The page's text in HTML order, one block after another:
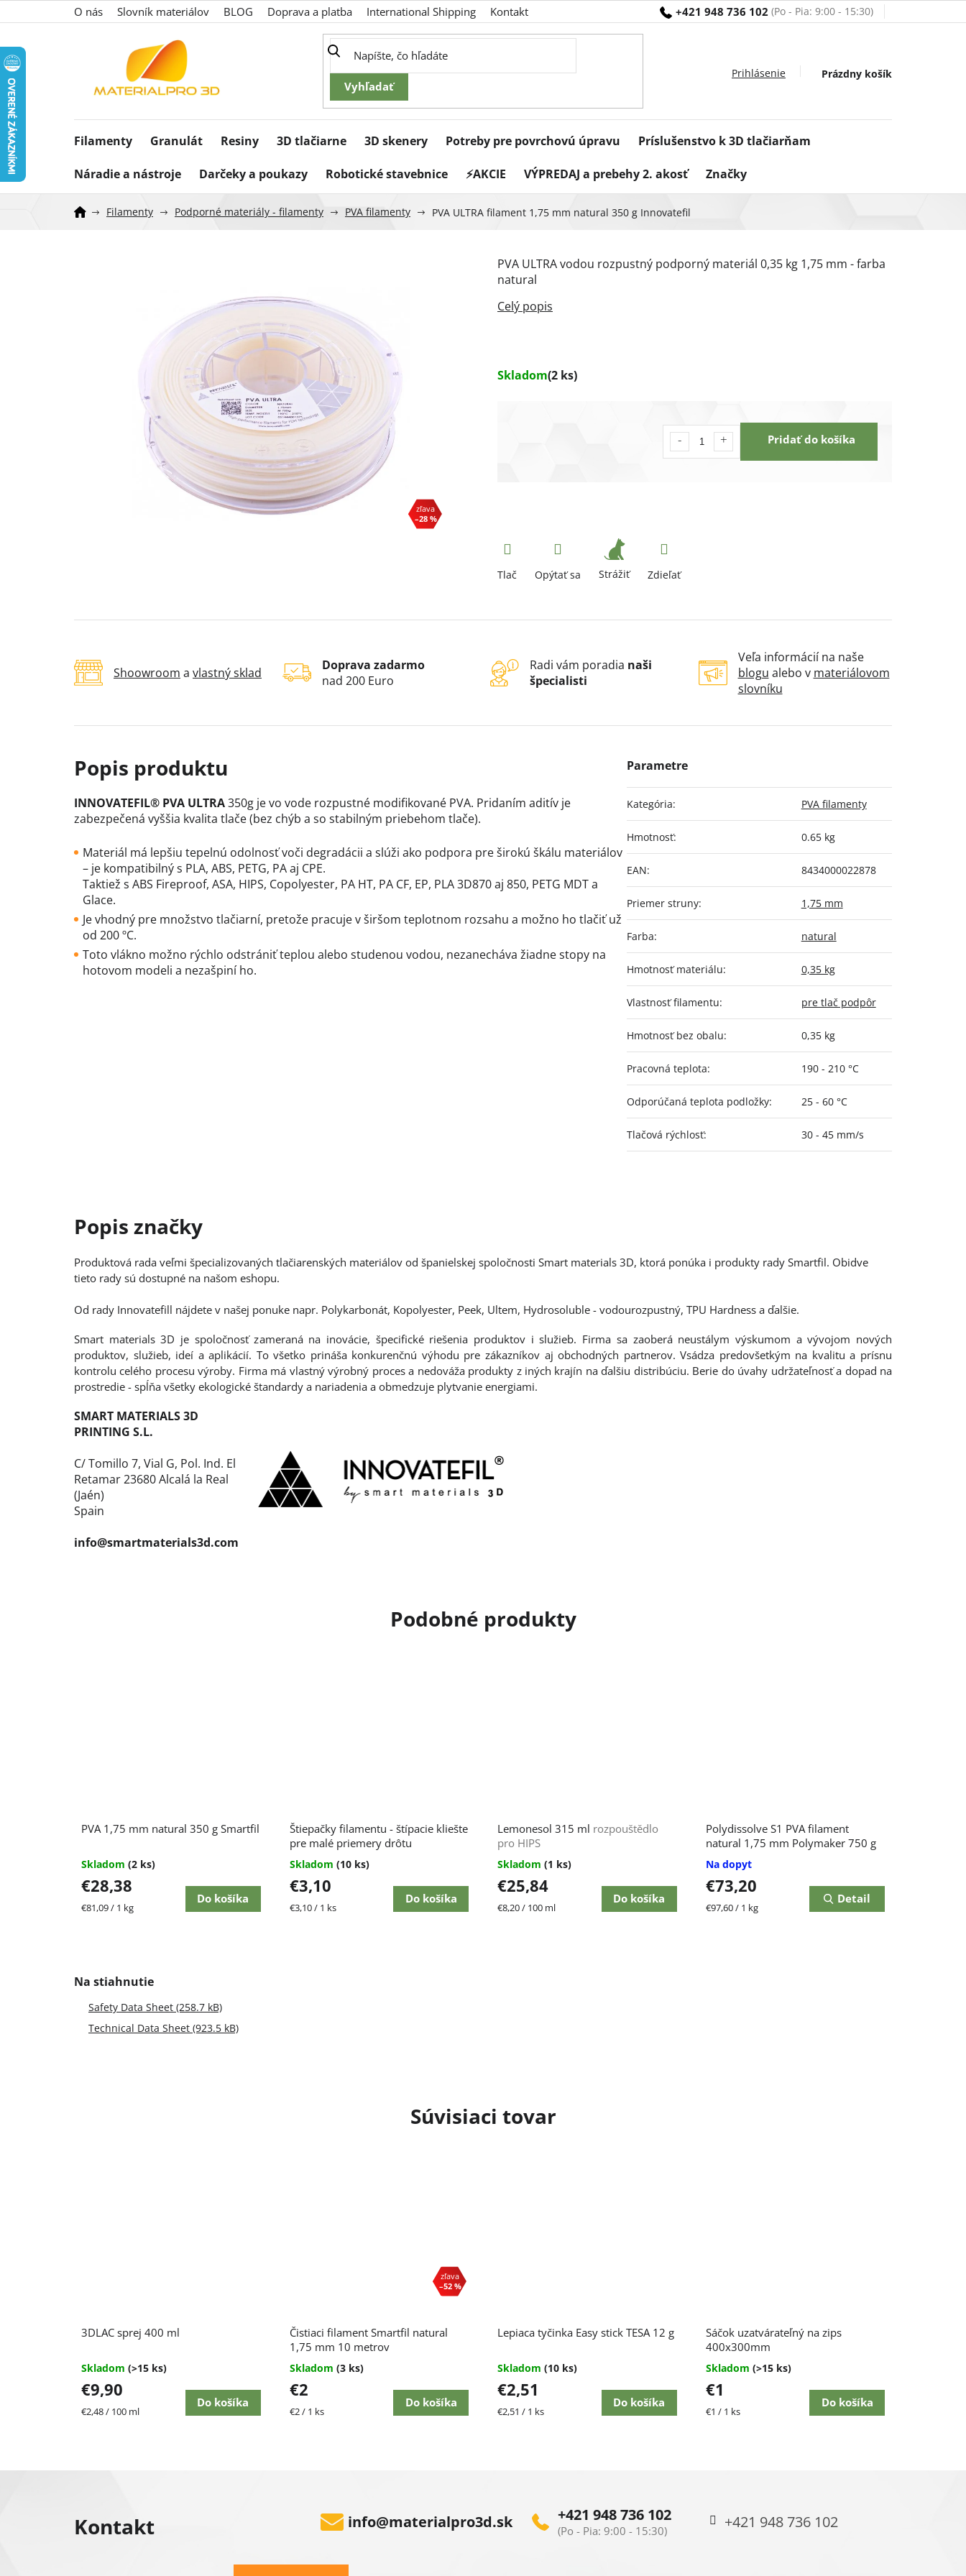
na
+421 948 736 102
O nás Slovník materiálov BLOG Doprava a platba International Shipping Kontakt
Nákupný
Prázdny košík
Filamenty Granulát Resiny 3D tlačiarne 3D skenery Potreby pre povrchovú úpravu Príslušenstvo k 3D tlačiarňam
Náradie a nástroje Darčeky a poukazy Robotické stavebnice ⚡AKCIE VÝPREDAJ a prebehy 2. akosť Značky
Filamenty Podporné materiály - filamenty PVA filamenty PVA ULTRA filament 1,75 mm natural 350 g Innovatefil
–28 %
Skladom(2 ks)
Pridať do košíka
PVA ULTRA vodou rozpustný podporný materiál 0,35 kg 1,75 mm - farba
natural
Tlač Opýtať sa Strážiť Zdieľať
Shoowroom a vlastný sklad
Doprava zadarmo
nad 200 Euro
Radi vám poradia naši
špecialisti
Veľa informácií na naše
blogu alebo v materiálovom
slovníku
Súvisiaci tovar
3DLAC sprej 400 ml
hodnotenie
4,7
z
hviezdičiek.
Skladom (>15 ks)
€9,90
Jednotková
€2,48 / 100 ml
Do košíka
–52 %
Čistiaci filament Smartfil natural
1,75 mm 10 metrov
Skladom (3 ks)
€2
Jednotková
€2 / 1 ks
Do košíka
Lepiaca tyčinka Easy stick TESA 12 g
Skladom (10 ks)
€2,51
Jednotková
€2,51 / 1 ks
Do košíka
Sáčok uzatvárateľný na zips
400x300mm
hodnotenie
produktu
4,5
z
hviezdičiek.
Skladom (>15 ks)
€1
Jednotková
€1 / 1 ks
Do košíka
INNOVATEFIL® PVA ULTRA350g je vo vode rozpustné modifikované PVA. Pridaním aditív je
zabezpečená vyššia kvalita tlače (bez chýb a so stabilným priebehom tlače).
Materiál má lepšiu tepelnú odolnosť voči degradácii a slúži ako podpora pre širokú škálu materiálov
– je kompatibilný s PLA, ABS, PETG, PA aj CPE.
Taktiež s ABS Fireproof, ASA, HIPS, Copolyester, PA HT, PA CF, EP, PLA 3D870 aj 850, PETG MDT a
Glace.
Je vhodný pre množstvo tlačiarní, pretože pracuje v širšom teplotnom rozsahu a možno ho tlačiť už
od 200 ºC.
Toto vlákno možno rýchlo odstrániť teplou alebo studenou vodou, nezanecháva žiadne stopy na
hotovom modeli a nezašpiní ho.
Kategória: PVA filamenty
Hmotnosť: 0.65 kg
EAN: 8434000022878
Priemer struny: 1,75 mm
Farba: natural
Hmotnosť materiálu: 0,35 kg
Vlastnosť filamentu: pre tlač podpôr
Hmotnosť bez obalu: 0,35 kg
Pracovná teplota: 190 - 210 °C
Odporúčaná teplota podložky: 25 - 60 °C
Tlačová rýchlosť: 30 - 45 mm/s
PVA 1,75 mm natural 350 g Smartfil
Skladom (2 ks)
€28,38
Jednotková
€81,09 / 1 kg
Do košíka
Štiepačky filamentu - štípacie kliešte
pre malé priemery drôtu
Skladom (10 ks)
€3,10
Jednotková
€3,10 / 1 ks
Do košíka
Lemonesol 315 ml rozpouštědlo
pro HIPS
Skladom (1 ks)
€25,84
Jednotková
€8,20 / 100 ml
Do košíka
Polydissolve S1 PVA filament
natural 1,75 mm Polymaker 750 g
Na dopyt
€73,20
Jednotková
€97,60 / 1 kg
Detail
Safety Data Sheet (258.7 kB)
Technical Data Sheet (923.5 kB)
Produktová rada veľmi špecializovaných tlačiarenských materiálov od španielskej spoločnosti Smart materials 3D, ktorá ponúka i produkty rady Smartfil. Obidve
tieto rady sú dostupné na našom eshopu.
Od rady Innovatefill nájdete v našej ponuke napr. Polykarbonát, Kopolyester, Peek, Ultem, Hydrosoluble - vodourozpustný, TPU Hardness a ďalšie.
Smart materials 3D je spoločnosť zameraná na inovácie, špecifické riešenia produktov i služieb. Firma sa zaoberá neustálym výskumom a vývojom nových
produktov, služieb, ideí a aplikácií. To všetko prináša konkurenčnú výhodu pre zákazníkov aj obchodných partnerov. Vsádza predovšetkým na kvalitu a prísnu
kontrolu celého procesu výroby. Firma má vlastný výrobný proces a nedováža produkty z iných krajín na ďalšiu distribúciu. Berie do úvahy udržateľnosť a dopad na
prostredie - spĺňa všetky ekologické štandardy a nariadenia a obmedzuje plytvanie energiami.
SMART MATERIALS 3D
PRINTING S.L.
C/ Tomillo 7, Vial G, Pol. Ind. El
Retamar 23680 Alcalá la Real
(Jaén)
Spain
info@smartmaterials3d.com
Kontakt info@materialpro3d.sk +421 948 736 102 +421 948 736 102